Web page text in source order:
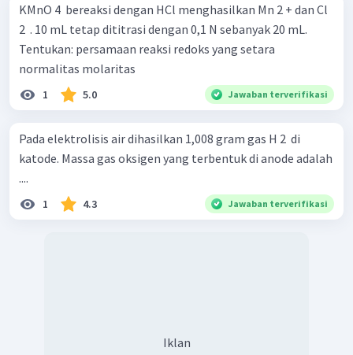
KMnO 4 ​ bereaksi dengan HCl menghasilkan Mn 2 + dan Cl
2 ​ . 10 mL tetap dititrasi dengan 0,1 N sebanyak 20 mL.
Tentukan: persamaan reaksi redoks yang setara
normalitas molaritas
1 5.0 Jawaban terverifikasi
Pada elektrolisis air dihasilkan 1,008 gram gas H 2 ​ di
katode. Massa gas oksigen yang terbentuk di anode adalah
....
1 4.3 Jawaban terverifikasi
Iklan